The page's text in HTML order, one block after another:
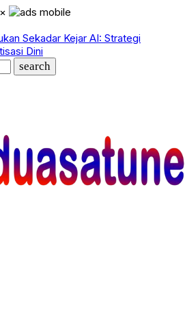
×
Sekadar Kejar AI: Strategi
Dini
search